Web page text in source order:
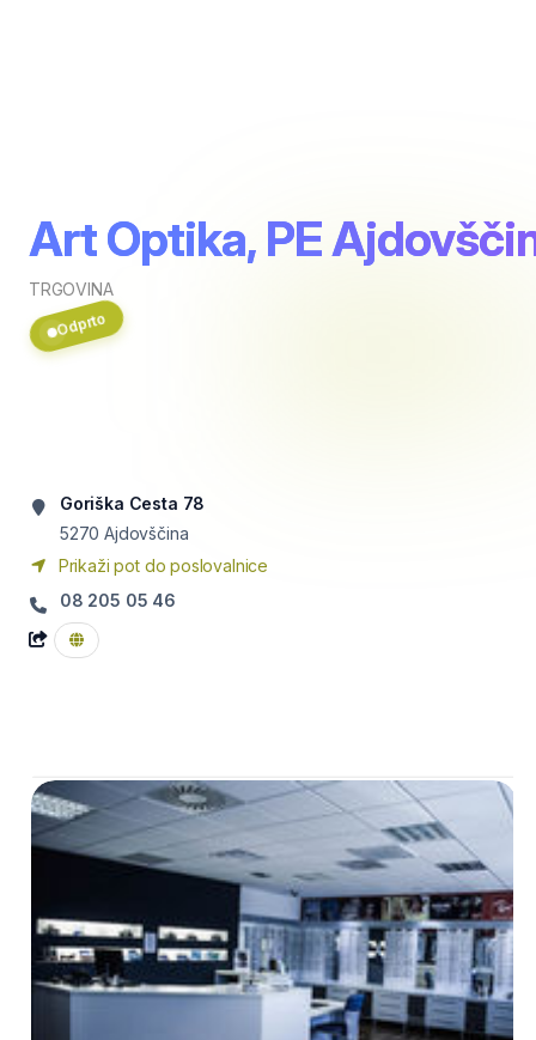
Art Optika, PE
TRGOVINA
Odprto
Goriška Cesta 78
5270 Ajdovščina
Prikaži pot do poslovalnice
08 205 05 46